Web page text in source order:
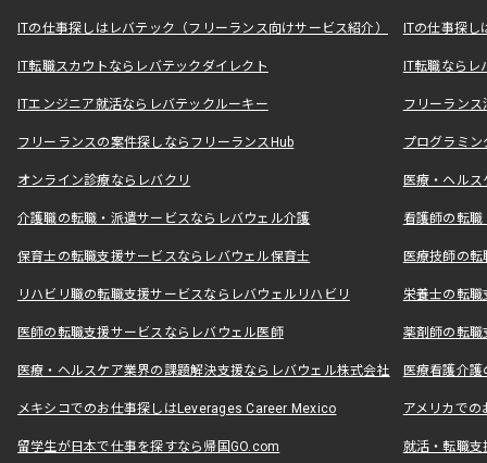
ITの仕事探しはレバテック（フリーランス向けサービス紹介） ITの仕事探
IT転職スカウトならレバテックダイレクト IT転職なら
ITエンジニア就活ならレバテックルーキー フリーラン
フリーランスの案件探しならフリーランスHub プログラミ
オンライン診療ならレバクリ 医療・ヘル
介護職の転職・派遣サービスならレバウェル介護 看護師の転
保育士の転職支援サービスならレバウェル保育士 医療技師の
リハビリ職の転職支援サービスならレバウェルリハビリ 栄養士の転
医師の転職支援サービスならレバウェル医師 薬剤師の転
医療・ヘルスケア業界の課題解決支援ならレバウェル株式会社 医療看護介
メキシコでのお仕事探しはLeverages Career Mexico アメリカで
留学生が日本で仕事を探すなら帰国GO.com 就活・転職